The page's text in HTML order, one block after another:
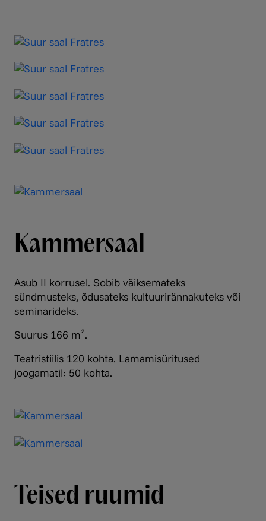
Kammersaal
Asub II korrusel. Sobib väiksemateks
sündmusteks, õdusateks kultuurirännakuteks või
seminarideks.
Suurus 166 m².
Teatristiilis 120 kohta. Lamamisüritused
joogamatil: 50 kohta.
Teised ruumid